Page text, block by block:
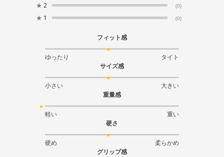
★ 2 (0)
★ 1 (0)
フィット感
ゆったり
タイト
サイズ感
小さい
大きい
重量感
軽い
重い
硬さ
硬め
柔らかめ
グリップ感